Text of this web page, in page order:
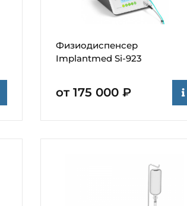
Физиодиспенсер
Implantmed Si-923
от 175 000 ₽